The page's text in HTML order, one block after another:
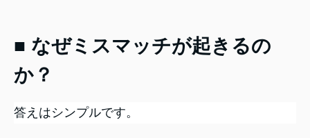
■ なぜミスマッチが起きるの
か？
答えはシンプルです。